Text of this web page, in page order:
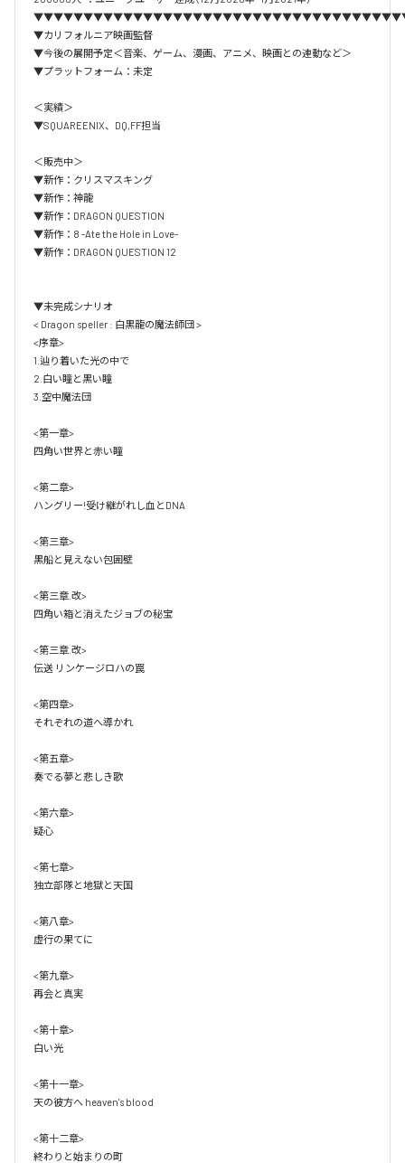
▼カリフォルニア映画監督
▼今後の展開予定＜音楽、ゲーム、漫画、アニメ、映画との連動など＞
▼プラットフォーム：未定
＜実績＞
▼SQUAREENIX、DQ,FF担当
＜販売中＞
▼新作：クリスマスキング
▼新作：神龍
▼新作：DRAGON QUESTION
▼新作：8 -Ate the Hole in Love-
▼新作：DRAGON QUESTION 12
▼未完成シナリオ
< Dragon speller : 白黒龍の魔法師団 >
<序章>
1.辿り着いた光の中で
2.白い瞳と黒い瞳
3.空中魔法団
<第一章>
四角い世界と赤い瞳
<第二章>
ハングリー!受け継がれし血とDNA
<第三章>
黒船と見えない包囲壁
<第三章.改>
四角い箱と消えたジョブの秘宝
<第三章.改>
伝送 リンケージロハの罠
<第四章>
それぞれの道へ導かれ
<第五章>
奏でる夢と悲しき歌
<第六章>
疑心
<第七章>
独立部隊と地獄と天国
<第八章>
虚行の果てに
<第九章>
再会と真実
<第十章>
白い光
<第十一章>
天の彼方へ heaven's blood
<第十二章>
終わりと始まりの町